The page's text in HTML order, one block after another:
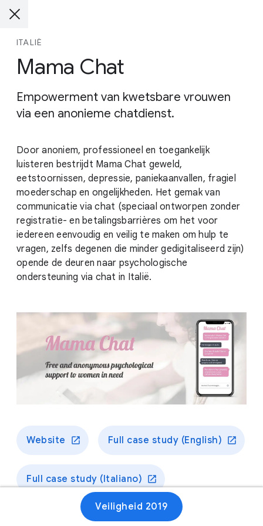
ITALIË
Mama Chat
Empowerment van kwetsbare vrouwen
via een anonieme chatdienst.
Door anoniem, professioneel en toegankelijk
luisteren bestrijdt Mama Chat geweld,
eetstoornissen, depressie, paniekaanvallen, fragiel
moederschap en ongelijkheden. Het gemak van
communicatie via chat (speciaal ontworpen zonder
registratie- en betalingsbarrières om het voor
iedereen eenvoudig en veilig te maken om hulp te
vragen, zelfs degenen die minder gedigitaliseerd zijn)
opende de deuren naar psychologische
ondersteuning via chat in Italië.
Website Full case study (English)
Full case study (Italiano)
Veiligheid 2019